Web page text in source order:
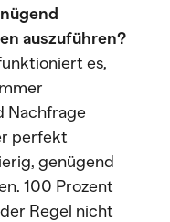
auszuführen?
es,
Nachfrage
perfekt
genügend
100 Prozent
Regel nicht